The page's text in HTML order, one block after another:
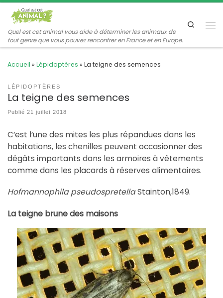
Passer au contenu
Quel est cet animal vous aide à déterminer les animaux de
tout genre que vous pouvez rencontrer en France et en Europe.
Search
Accueil » Lépidoptères » La teigne des semences
LÉPIDOPTÈRES
La teigne des semences
Publié 21 juillet 2018
C’est l’une des mites les plus répandues dans les
habitations, les chenilles peuvent occasionner des
dégâts importants dans les armoires à vêtements
comme dans les placards à réserves alimentaires.
Hofmannophila pseudospretellaStainton,1849.
La teigne brune des maisons